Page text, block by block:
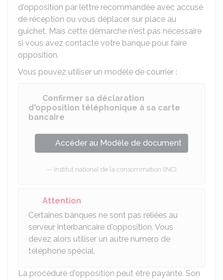
d'opposition par lettre recommandée avec accusé
de réception ou vous déplacer sur place au
guichet. Mais cette démarche n'est pas nécessaire
si vous avez contacté votre banque pour faire
opposition.
Vous pouvez utiliser un modèle de courrier :
Confirmer sa déclaration
d'opposition téléphonique à sa carte
bancaire
Accéder au Modèle de document
Institut national de la consommation (INC)
Attention
Certaines banques ne sont pas reliées au
serveur interbancaire d'opposition. Vous
devez alors utiliser un autre numéro de
téléphone spécial.
La procédure d'opposition peut être payante. Son